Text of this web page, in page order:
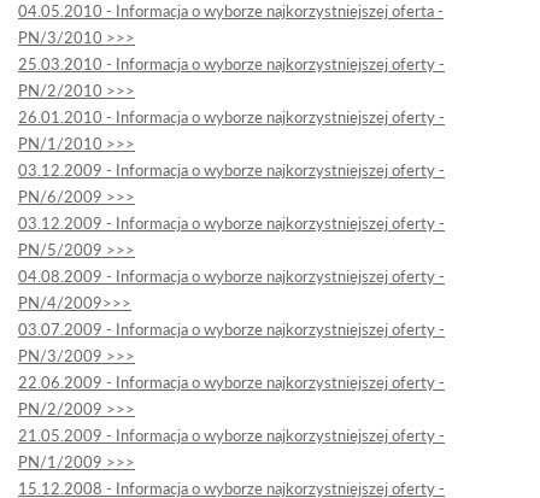
04.05.2010 - Informacja o wyborze najkorzystniejszej oferta -
PN/3/2010 >>>
25.03.2010 - Informacja o wyborze najkorzystniejszej oferty -
PN/2/2010 >>>
26.01.2010 - Informacja o wyborze najkorzystniejszej oferty -
PN/1/2010 >>>
03.12.2009 - Informacja o wyborze najkorzystniejszej oferty -
PN/6/2009 >>>
03.12.2009 - Informacja o wyborze najkorzystniejszej oferty -
PN/5/2009 >>>
04.08.2009 - Informacja o wyborze najkorzystniejszej oferty -
PN/4/2009>>>
03.07.2009 - Informacja o wyborze najkorzystniejszej oferty -
PN/3/2009 >>>
22.06.2009 - Informacja o wyborze najkorzystniejszej oferty -
PN/2/2009 >>>
21.05.2009 - Informacja o wyborze najkorzystniejszej oferty -
PN/1/2009 >>>
15.12.2008 - Informacja o wyborze najkorzystniejszej oferty -